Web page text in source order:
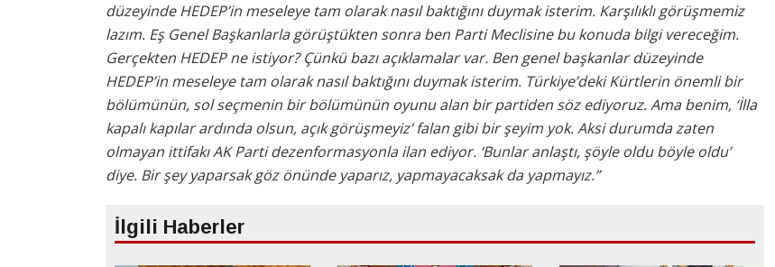
düzeyinde HEDEP’in meseleye tam olarak nasıl baktığını duymak isterim. Karşılıklı görüşmemiz
lazım. Eş Genel Başkanlarla görüştükten sonra ben Parti Meclisine bu konuda bilgi vereceğim.
Gerçekten HEDEP ne istiyor? Çünkü bazı açıklamalar var. Ben genel başkanlar düzeyinde
HEDEP’in meseleye tam olarak nasıl baktığını duymak isterim. Türkiye’deki Kürtlerin önemli bir
bölümünün, sol seçmenin bir bölümünün oyunu alan bir partiden söz ediyoruz. Ama benim, ‘İlla
kapalı kapılar ardında olsun, açık görüşmeyiz’ falan gibi bir şeyim yok. Aksi durumda zaten
olmayan ittifakı AK Parti dezenformasyonla ilan ediyor. ‘Bunlar anlaştı, şöyle oldu böyle oldu’
diye. Bir şey yaparsak göz önünde yaparız, yapmayacaksak da yapmayız.”
İlgili Haberler